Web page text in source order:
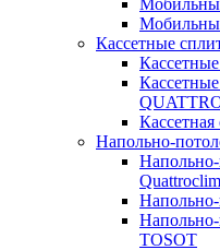
Кассетные
Напольно-
TOSOT